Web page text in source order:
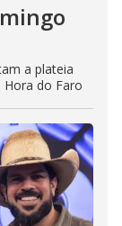
a plateia
do Faro